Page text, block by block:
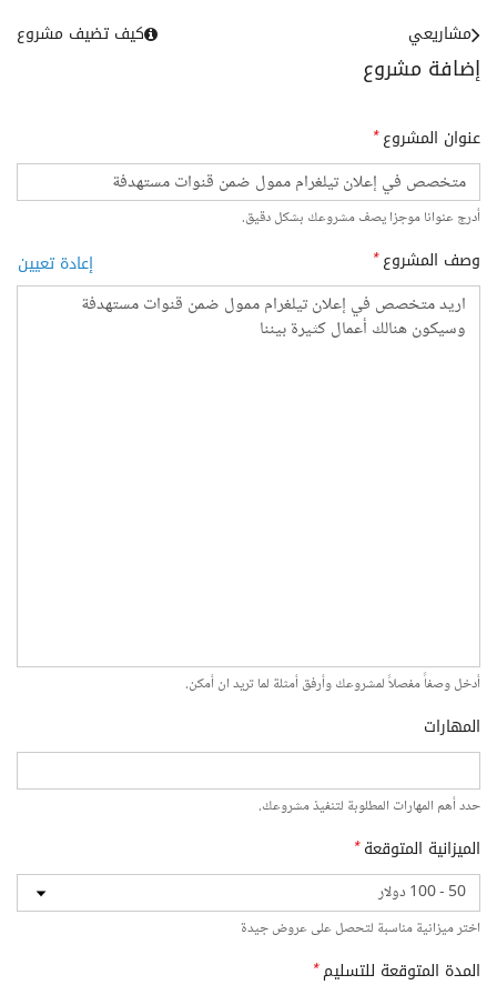
إضافة مشروع
مشاريعي كيف تضيف مشروع
عنوان المشروع*
أدرج عنوانا موجزا يصف مشروعك بشكل دقيق.
وصف المشروع* إعادة تعيين
أدخل وصفاً مفصلاً لمشروعك وأرفق أمثلة لما تريد ان أمكن.
المهارات
حدد أهم المهارات المطلوبة لتنفيذ مشروعك.
الميزانية المتوقعة*
اختر ميزانية مناسبة لتحصل على عروض جيدة
المدة المتوقعة للتسليم*